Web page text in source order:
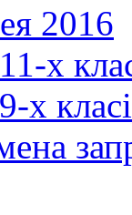
2016
х
х